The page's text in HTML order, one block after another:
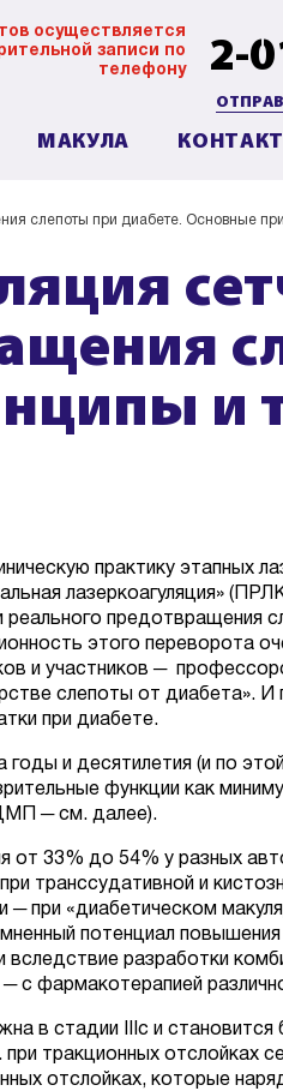
осуществляется
записи по
телефону
2-
МАКУЛА
слепоты при диабете. Основные
и
практику этапных
лазеркоагуляция»
предотвращения
этого переворота
и участников ─
слепоты от диабета».
при диабете.
и десятилетия (и по
функции как
─ см. далее).
от 33% до 54% у разных
транссудативной и
─ при «диабетическом
потенциал
разработки
с фармакотерапией
в стадии IIIс и
тракционных отслойках
отслойках, которые